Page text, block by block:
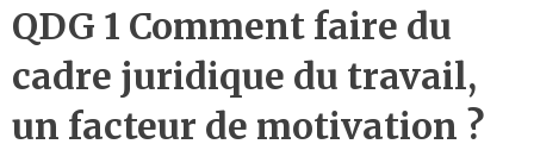
QDG 1 Comment faire du
cadre juridique du travail,
un facteur de motivation ?